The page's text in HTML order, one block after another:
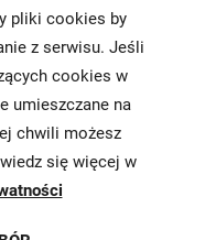
o
pliki cookies by
z serwisu. Jeśli
cookies w
umieszczane na
chwili możesz
się więcej w